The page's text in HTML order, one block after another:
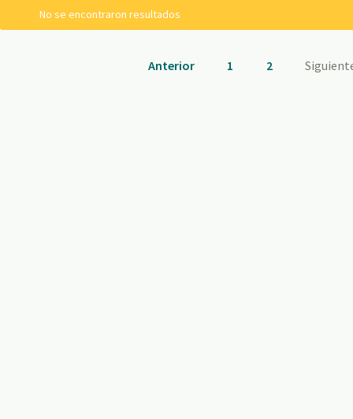
No se encontraron resultados
Anterior 1 2